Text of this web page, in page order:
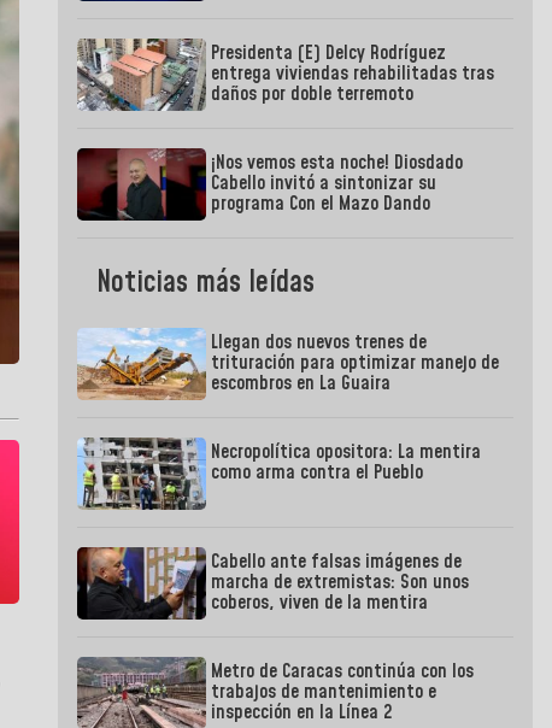
Presidenta (E) Delcy Rodríguez
entrega viviendas rehabilitadas tras
daños por doble terremoto
¡Nos vemos esta noche! Diosdado
Cabello invitó a sintonizar su
programa Con el Mazo Dando
Noticias más leídas
Llegan dos nuevos trenes de
trituración para optimizar manejo de
escombros en La Guaira
Necropolítica opositora: La mentira
como arma contra el Pueblo
Cabello ante falsas imágenes de
marcha de extremistas: Son unos
coberos, viven de la mentira
Metro de Caracas continúa con los
trabajos de mantenimiento e
inspección en la Línea 2